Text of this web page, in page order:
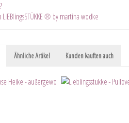
® by martina wodke
Ähnliche Artikel Kunden kauften auch